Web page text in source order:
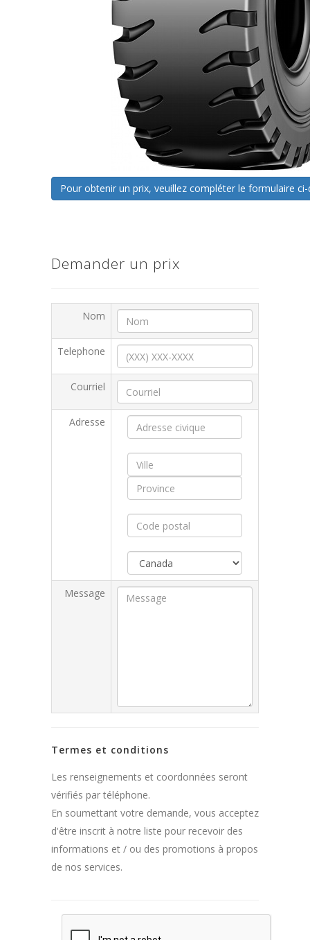
Pour obtenir un prix, veuillez compléter le formulaire
Demander un prix
Nom
Telephone
Courriel
Adresse
Message
Termes et conditions
Les renseignements et coordonnées seront
vérifiés par téléphone.
En soumettant votre demande, vous acceptez
d'être inscrit à notre liste pour recevoir des
informations et / ou des promotions à propos
de nos services.